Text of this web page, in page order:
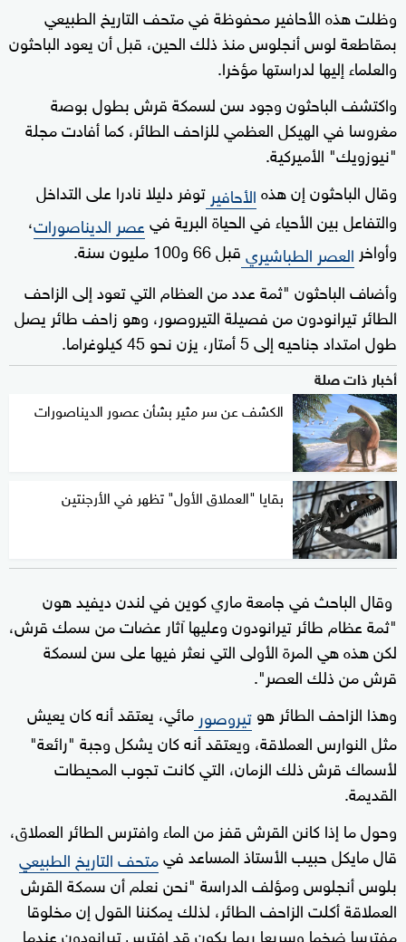
وظلت هذه الأحافير محفوظة في متحف التاريخ الطبيعي
بمقاطعة لوس أنجلوس منذ ذلك الحين، قبل أن يعود الباحثون
والعلماء إليها لدراستها مؤخرا.
واكتشف الباحثون وجود سن لسمكة قرش بطول بوصة
مغروسا في الهيكل العظمي للزاحف الطائر، كما أفادت مجلة
"نيوزويك" الأميركية.
وقال الباحثون إن هذهالأحافير توفر دليلا نادرا على التداخل
والتفاعل بين الأحياء في الحياة البرية فيعصر الديناصورات،
وأواخر العصر الطباشيريقبل 66 و100 مليون سنة.
وأضاف الباحثون "ثمة عدد من العظام التي تعود إلى الزاحف
الطائر تيرانودون من فصيلة التيروصور، وهو زاحف طائر يصل
طول امتداد جناحيه إلى 5 أمتار، يزن نحو 45 كيلوغراما.
أخبار ذات صلة
الكشف عن سر مثير بشأن عصور الديناصورات
بقايا "العملاق الأول" تظهر في الأرجنتين
وقال الباحث في جامعة ماري كوين في لندن ديفيد هون
"ثمة عظام طائر تيرانودون وعليها آثار عضات من سمك قرش،
لكن هذه هي المرة الأولى التي نعثر فيها على سن لسمكة
قرش من ذلك العصر".
وهذا الزاحف الطائر هوتيروصور مائي، يعتقد أنه كان يعيش
مثل النوارس العملاقة، ويعتقد أنه كان يشكل وجبة "رائعة"
لأسماك قرش ذلك الزمان، التي كانت تجوب المحيطات
القديمة.
وحول ما إذا كانن القرش قفز من الماء وافترس الطائر العملاق،
قال مايكل حبيب الأستاذ المساعد فيمتحف التاريخ الطبيعي
بلوس أنجلوس ومؤلف الدراسة "نحن نعلم أن سمكة القرش
العملاقة أكلت الزاحف الطائر، لذلك يمكننا القول إن مخلوقا
مفترسا ضخما وسريعا ربما يكون قد افترس تيرانودون عندما